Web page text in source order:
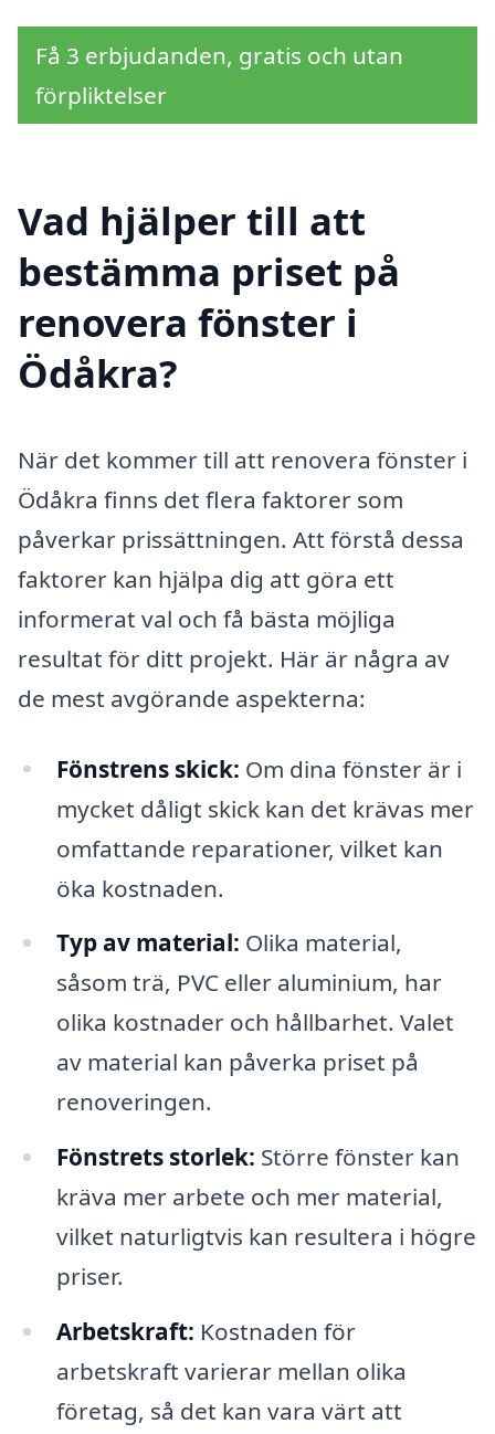
Få 3 erbjudanden, gratis och utan
förpliktelser
Vad hjälper till att
bestämma priset på
renovera fönster i
Ödåkra?
När det kommer till att renovera fönster i
Ödåkra finns det flera faktorer som
påverkar prissättningen. Att förstå dessa
faktorer kan hjälpa dig att göra ett
informerat val och få bästa möjliga
resultat för ditt projekt. Här är några av
de mest avgörande aspekterna:
Fönstrens skick: Om dina fönster är i
mycket dåligt skick kan det krävas mer
omfattande reparationer, vilket kan
öka kostnaden.
Typ av material: Olika material,
såsom trä, PVC eller aluminium, har
olika kostnader och hållbarhet. Valet
av material kan påverka priset på
renoveringen.
Fönstrets storlek: Större fönster kan
kräva mer arbete och mer material,
vilket naturligtvis kan resultera i högre
priser.
Arbetskraft: Kostnaden för
arbetskraft varierar mellan olika
företag, så det kan vara värt att